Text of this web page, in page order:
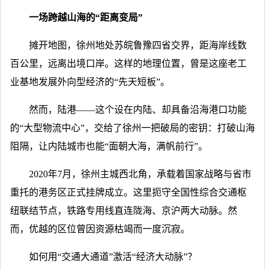
一场跨越山海的“距离变局”
摊开地图，徐州地处苏皖鲁豫四省交界，距海岸线数
百公里，远离出境口岸。这样的地理位置，曾是这座老工
业基地发展外向型经济的“先天短板”。
然而，陆港——这个设在内陆、却具备沿海港口功能
的“大型物流中心”，交给了徐州一把破局的密钥：打破山海
阻隔，让内陆城市也能“面朝大海，满帆前行”。
2020年7月，徐州主城西北角，承载着国家战略与省市
重托的港务区正式挂牌成立。这里扼守全国性综合交通枢
纽联结节点，铁路专用线直连陇海、京沪两大动脉。然
而，优越的区位曾因资源枯竭而一度沉寂。
如何用“交通大通道”激活“经济大动脉”？